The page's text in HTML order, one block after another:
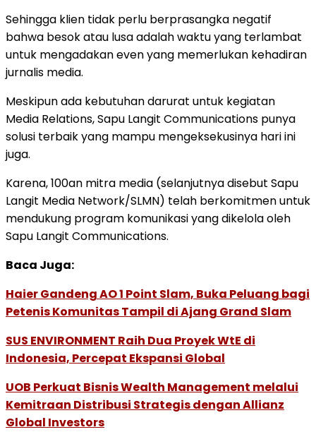
Sehingga klien tidak perlu berprasangka negatif
bahwa besok atau lusa adalah waktu yang terlambat
untuk mengadakan even yang memerlukan kehadiran
jurnalis media.
Meskipun ada kebutuhan darurat untuk kegiatan
Media Relations, Sapu Langit Communications punya
solusi terbaik yang mampu mengeksekusinya hari ini
juga.
Karena, 100an mitra media (selanjutnya disebut Sapu
Langit Media Network/SLMN) telah berkomitmen untuk
mendukung program komunikasi yang dikelola oleh
Sapu Langit Communications.
Baca Juga:
Haier Gandeng AO 1 Point Slam, Buka Peluang bagi
Petenis Komunitas Tampil di Ajang Grand Slam
SUS ENVIRONMENT Raih Dua Proyek WtE di
Indonesia, Percepat Ekspansi Global
UOB Perkuat Bisnis Wealth Management melalui
Kemitraan Distribusi Strategis dengan Allianz
Global Investors